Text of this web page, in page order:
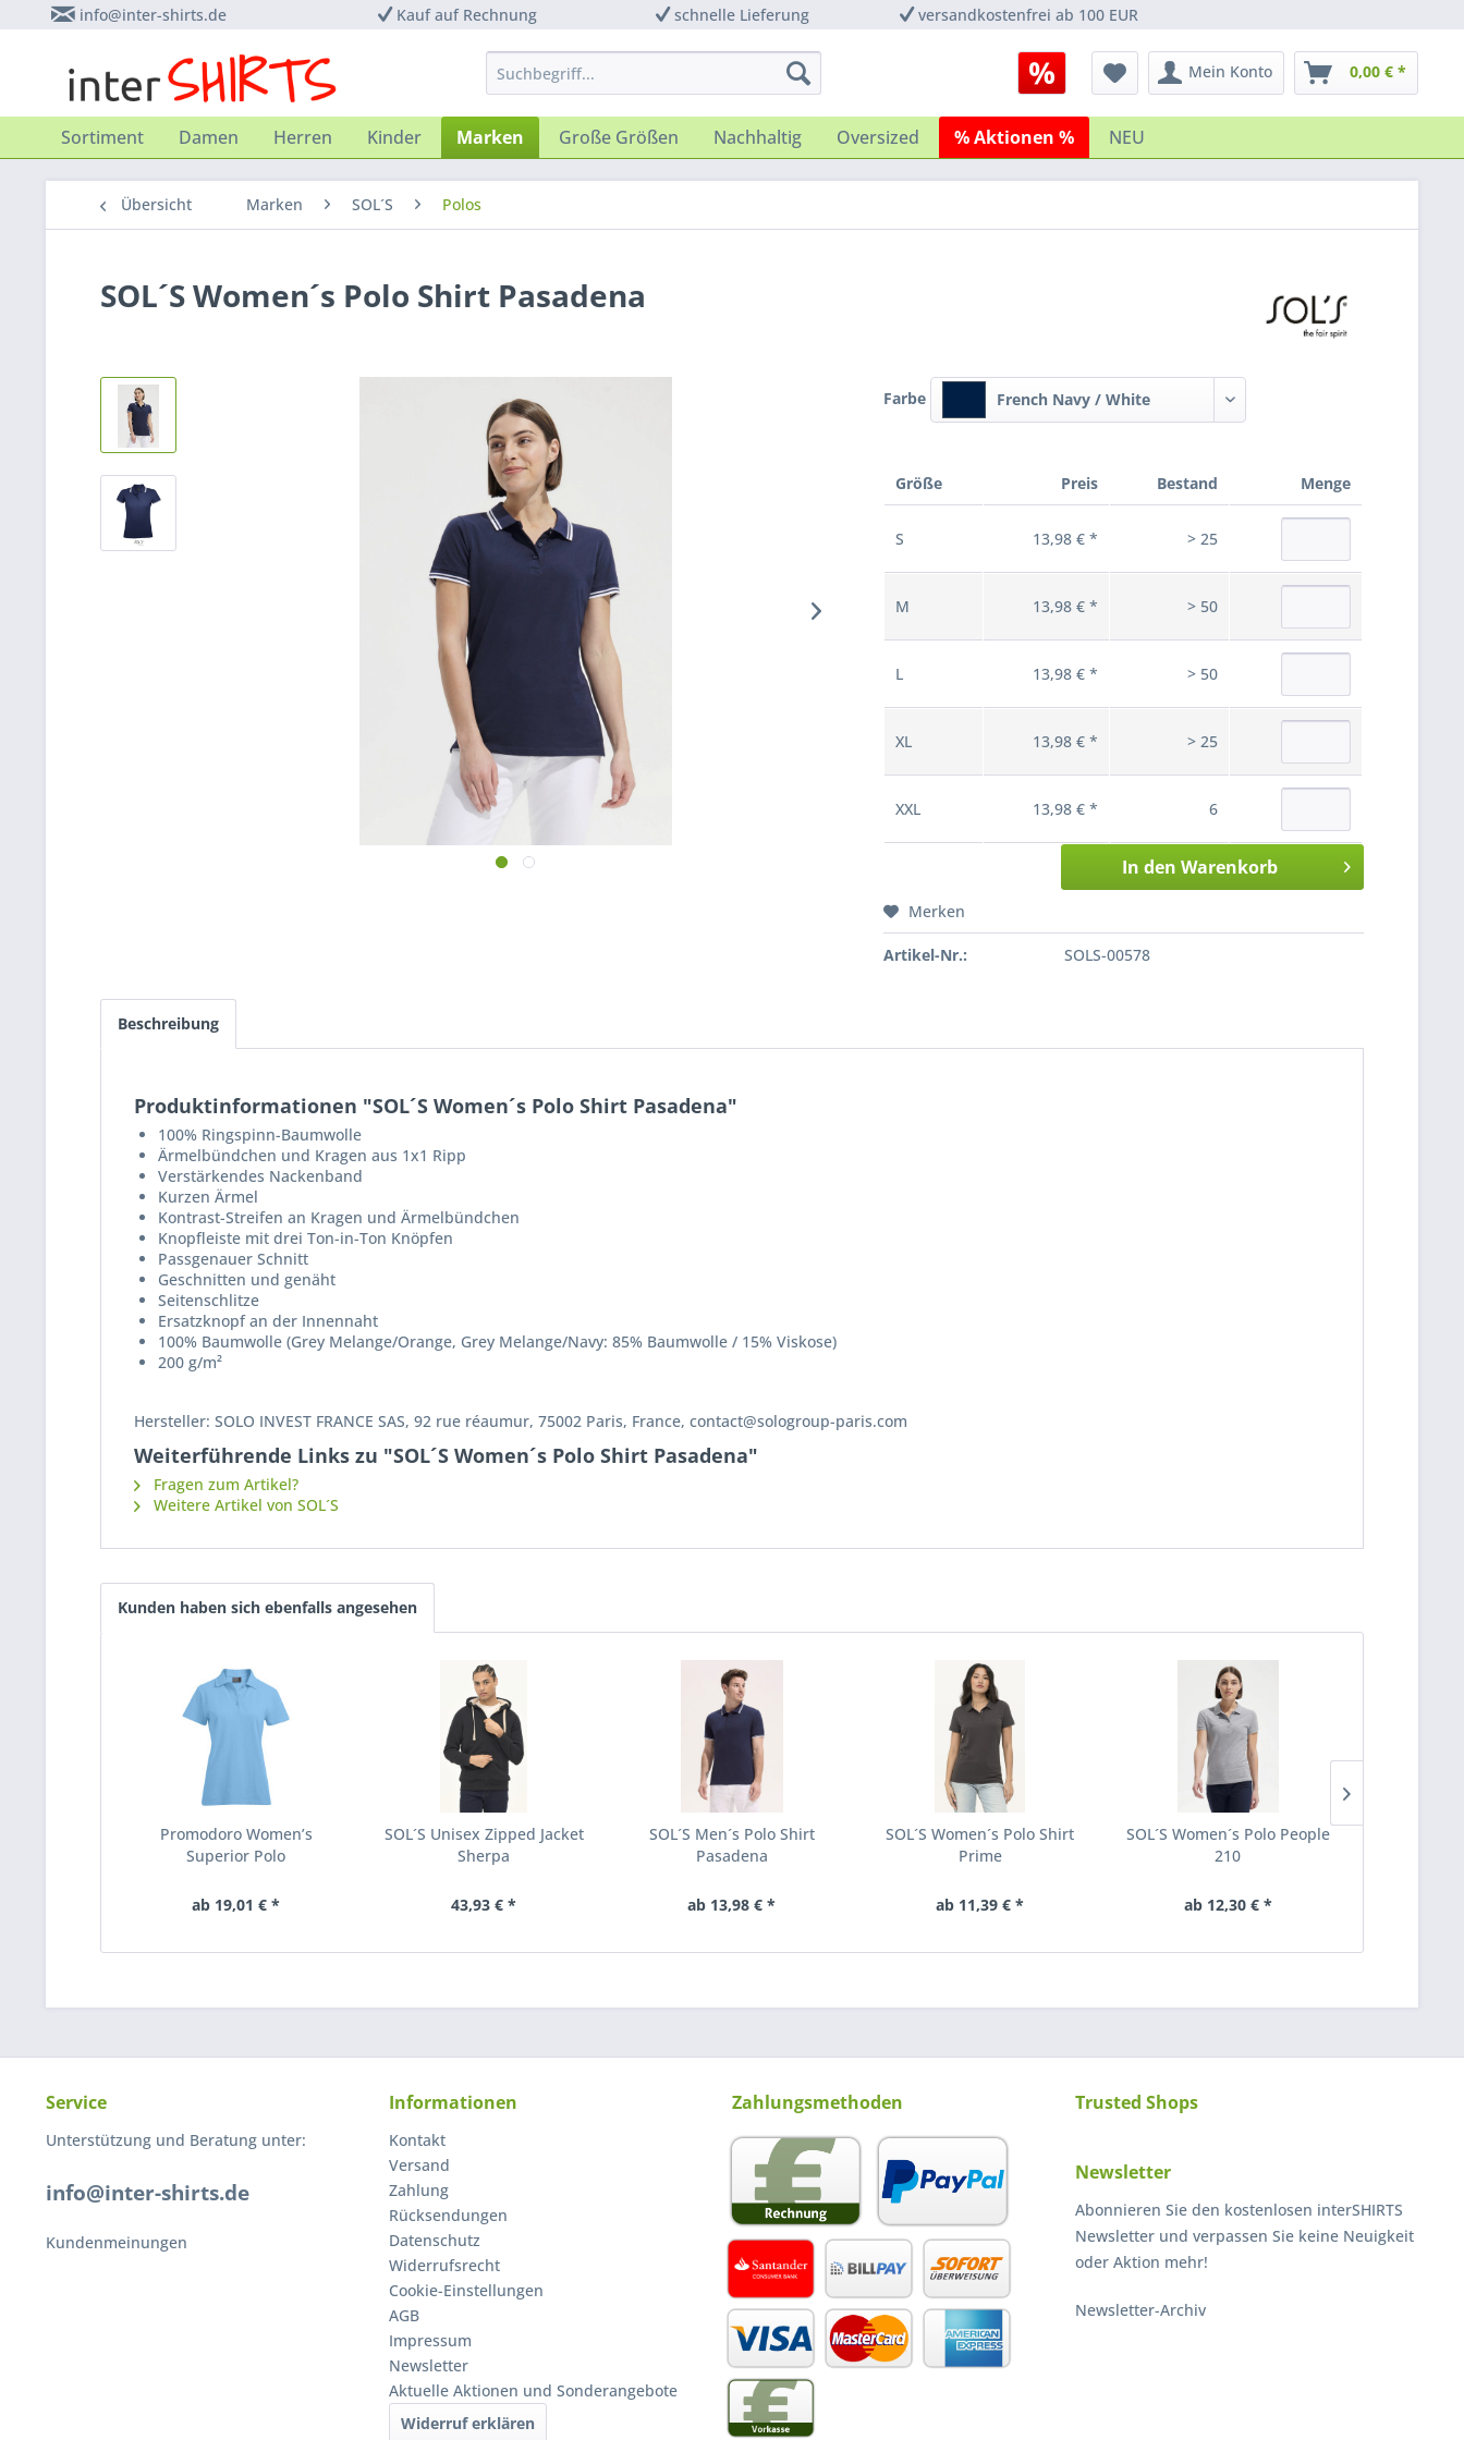
info@inter-shirts.de Kauf auf Rechnung schnelle Lieferung versandkostenfrei ab 100 EUR
Mein Konto 0,00 € *
Sortiment Damen Herren Kinder Marken Große Größen Nachhaltig Oversized % Aktionen % NEU
Übersicht Marken SOL´S Polos
SOL´S Women´s Polo Shirt Pasadena
Farbe French Navy / White
Größe Preis Bestand Menge
S 13,98 € * > 25
M 13,98 € * > 50
L 13,98 € * > 50
XL 13,98 € * > 25
XXL 13,98 € * 6
In den Warenkorb
Merken
Artikel-Nr.: SOLS-00578
Beschreibung
Produktinformationen "SOL´S Women´s Polo Shirt Pasadena"
100% Ringspinn-Baumwolle
Ärmelbündchen und Kragen aus 1x1 Ripp
Verstärkendes Nackenband
Kurzen Ärmel
Kontrast-Streifen an Kragen und Ärmelbündchen
Knopfleiste mit drei Ton-in-Ton Knöpfen
Passgenauer Schnitt
Geschnitten und genäht
Seitenschlitze
Ersatzknopf an der Innennaht
100% Baumwolle (Grey Melange/Orange, Grey Melange/Navy: 85% Baumwolle / 15% Viskose)
200 g/m²
Hersteller: SOLO INVEST FRANCE SAS, 92 rue réaumur, 75002 Paris, France, contact@sologroup-paris.com
Weiterführende Links zu "SOL´S Women´s Polo Shirt Pasadena"
Fragen zum Artikel?
Weitere Artikel von SOL´S
Kunden haben sich ebenfalls angesehen
Promodoro Women’s
Superior Polo
ab 19,01 € *
SOL´S Unisex Zipped Jacket
Sherpa
43,93 € *
SOL´S Men´s Polo Shirt
Pasadena
ab 13,98 € *
SOL´S Women´s Polo Shirt
Prime
ab 11,39 € *
SOL´S Women´s Polo People
210
ab 12,30 € *
Service
Unterstützung und Beratung unter:
info@inter-shirts.de
Kundenmeinungen
Informationen
Kontakt
Versand
Zahlung
Rücksendungen
Datenschutz
Widerrufsrecht
Cookie-Einstellungen
AGB
Impressum
Newsletter
Aktuelle Aktionen und Sonderangebote
Widerruf erklären
Zahlungsmethoden Trusted Shops
Newsletter
Abonnieren Sie den kostenlosen interSHIRTS
Newsletter und verpassen Sie keine Neuigkeit
oder Aktion mehr!
Newsletter-Archiv